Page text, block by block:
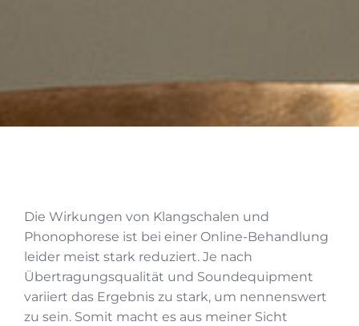
Die Wirkungen von Klangschalen und
Phonophorese ist bei einer Online-Behandlung
leider meist stark reduziert. Je nach
Übertragungsqualität und Soundequipment
variiert das Ergebnis zu stark, um nennenswert
zu sein. Somit macht es aus meiner Sicht